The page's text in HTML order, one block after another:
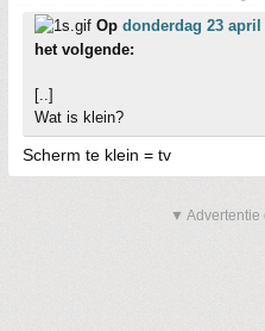
Op donderdag 23 april
het volgende:
[..]
Wat is klein?
Scherm te klein = tv
▼ Advertentie